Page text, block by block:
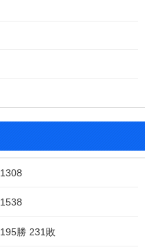
1308
1538
195勝 231敗